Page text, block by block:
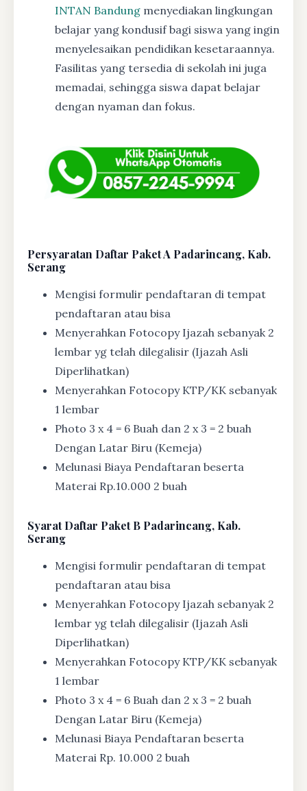
INTAN Bandung menyediakan lingkungan
belajar yang kondusif bagi siswa yang ingin
menyelesaikan pendidikan kesetaraannya.
Fasilitas yang tersedia di sekolah ini juga
memadai, sehingga siswa dapat belajar
dengan nyaman dan fokus.
Persyaratan Daftar Paket A Padarincang, Kab.
Serang
Mengisi formulir pendaftaran di tempat
pendaftaran atau bisa
Menyerahkan Fotocopy Ijazah sebanyak 2
lembar yg telah dilegalisir (Ijazah Asli
Diperlihatkan)
Menyerahkan Fotocopy KTP/KK sebanyak
1 lembar
Photo 3 x 4 = 6 Buah dan 2 x 3 = 2 buah
Dengan Latar Biru (Kemeja)
Melunasi Biaya Pendaftaran beserta
Materai Rp.10.000 2 buah
SyaratDaftar Paket B Padarincang, Kab.
Serang
Mengisi formulir pendaftaran di tempat
pendaftaran atau bisa
Menyerahkan Fotocopy Ijazah sebanyak 2
lembar yg telah dilegalisir (Ijazah Asli
Diperlihatkan)
Menyerahkan Fotocopy KTP/KK sebanyak
1 lembar
Photo 3 x 4 = 6 Buah dan 2 x 3 = 2 buah
Dengan Latar Biru (Kemeja)
Melunasi Biaya Pendaftaran beserta
Materai Rp. 10.000 2 buah